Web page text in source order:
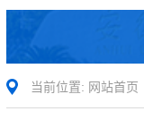
当前位置: 网站首页